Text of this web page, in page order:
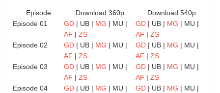
Episode Download 360p
Download 540p
Episode 01
GD | UB | MG | MU |
AF | ZS
GD | UB | MG | MU |
AF | ZS
Episode 02
GD | UB | MG | MU |
AF | ZS
GD | UB | MG | MU |
AF | ZS
Episode 03
GD | UB | MG | MU |
AF | ZS
GD | UB | MG | MU |
AF | ZS
Episode 04
GD | UB | MG | MU |
GD | UB | MG | MU |